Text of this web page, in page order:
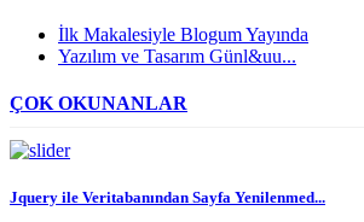
İlk Makalesiyle Blogum Yayında
Yazılım ve Tasarım Günl&uu...
ÇOK OKUNANLAR
Jquery ile Veritabanından Sayfa Yenilenmed...